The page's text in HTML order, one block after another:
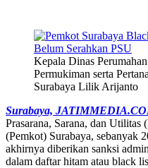
Kepala Dinas
Permukiman serta
Surabaya Lilik Arijanto
Surabaya,
Prasarana, Sarana, dan Utilitas
(Pemkot) Surabaya, sebanyak
akhirnya diberikan sanksi
dalam daftar hitam atau black